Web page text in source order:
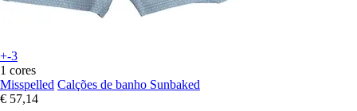
+-3
1 cores
Misspelled Calções de banho Sunbaked
€ 57,14